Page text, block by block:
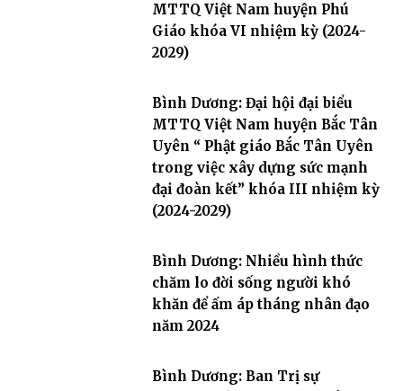
MTTQ Việt Nam huyện Phú
Giáo khóa VI nhiệm kỳ (2024-
2029)
Bình Dương: Đại hội đại biểu
MTTQ Việt Nam huyện Bắc Tân
Uyên “ Phật giáo Bắc Tân Uyên
trong việc xây dựng sức mạnh
đại đoàn kết” khóa III nhiệm kỳ
(2024-2029)
Bình Dương: Nhiều hình thức
chăm lo đời sống người khó
khăn để ấm áp tháng nhân đạo
năm 2024
Bình Dương: Ban Trị sự